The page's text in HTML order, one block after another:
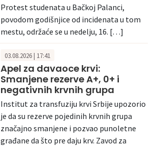
Protest studenata u Bačkoj Palanci,
povodom godišnjice od incidenata u tom
mestu, održaće se u nedelju, 16. […]
03.08.2026 | 17:41
Apel za davaoce krvi:
Smanjene rezerve A+, 0+ i
negativnih krvnih grupa
Institut za transfuziju krvi Srbije upozorio
je da su rezerve pojedinih krvnih grupa
značajno smanjene i pozvao punoletne
građane da što pre daju krv. Zavod za